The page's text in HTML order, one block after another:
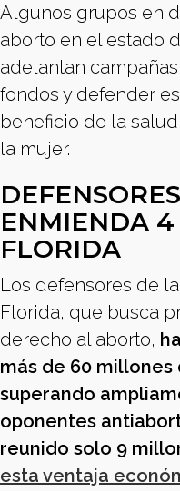
Algunos grupos en
aborto en el estado
adelantan
fondos y defender
beneficio de la
la mujer.
ENMIENDA 4
FLORIDA
Los defensores de
Florida, que busca
derecho al aborto,
más de 60 millones
superando
oponentes
reunido solo 9
esta ventaja